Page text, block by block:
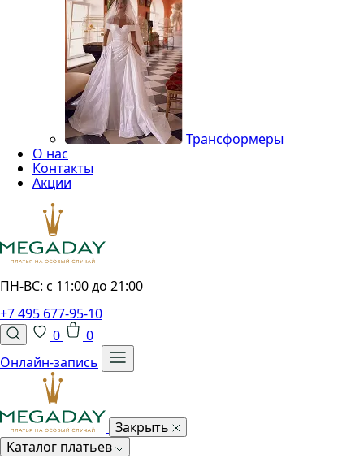
Трансформеры
О нас
Контакты
Акции
ПН-ВС: с 11:00 до 21:00
+7 495 677-95-10
0
0
Онлайн-запись
Закрыть
Каталог платьев